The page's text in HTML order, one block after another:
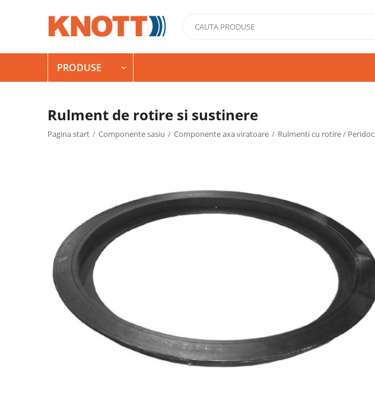
PRODUSE 
Rulment de rotire si sustinere
Pagina start / Componente sasiu / Componente axa viratoare / Rulmenti cu rotire / Peridoc